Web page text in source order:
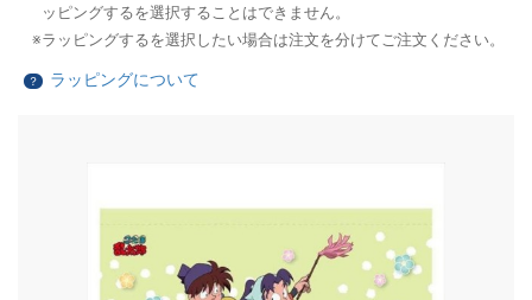
ッピングするを選択することはできません。
ラッピングするを選択したい場合は注文を分けてご注文ください。
？ ラッピングについて